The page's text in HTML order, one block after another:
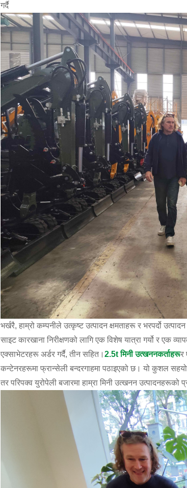
गर्दै
भर्खरै, हाम्रो कम्पनीले उत्कृष्ट उत्पादन क्षमताहरू र भरपर्दो
साइट कारखाना निरीक्षणको लागि एक विशेष यात्रा गर्यो र एक
एक्साभेटरहरू अर्डर गर्दै, तीन सहित। 2.5t मिनी उत्खननकर्ताहरूर
कन्टेनरहरूमा फ्रान्सेली बन्दरगाहमा पठाइएको छ। यो कुशल सहयोगले
तर परिपक्व युरोपेली बजारमा हाम्रा मिनी उत्खनन उत्पादनहरूको